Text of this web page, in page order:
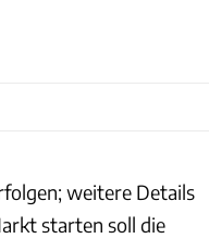
weitere Details
starten soll die